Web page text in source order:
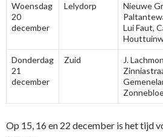
Woensdag
20
december
Lelydorp
Nieuwe
Lui Faut,
Donderdag
21
december
Zuid
J.
Op 15, 16 en 22 december is het tijd